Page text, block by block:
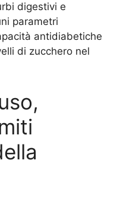
digestivi e
parametri
antidiabetiche
di zucchero nel